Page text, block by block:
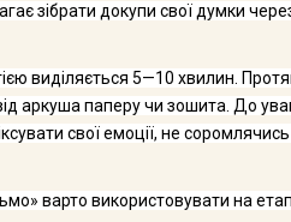
зібрати докупи свої думки
виділяється 5—10 хвилин.
аркуша паперу чи зошита. До
свої емоції, не соромлячись
варто використовувати на